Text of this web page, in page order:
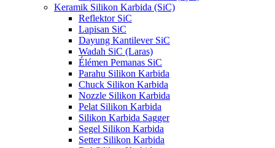
Keramik Silikon Karbida (SiC)
Reflektor SiC
Lapisan SiC
Dayung Kantilever SiC
Wadah SiC (Laras)
Élémen Pemanas SiC
Parahu Silikon Karbida
Chuck Silikon Karbida
Nozzle Silikon Karbida
Pelat Silikon Karbida
Silikon Karbida Sagger
Segel Silikon Karbida
Setter Silikon Karbida